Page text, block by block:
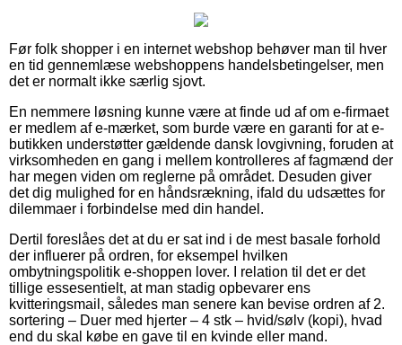
Før folk shopper i en internet webshop behøver man til hver
en tid gennemlæse webshoppens handelsbetingelser, men
det er normalt ikke særlig sjovt.
En nemmere løsning kunne være at finde ud af om e-firmaet
er medlem af e-mærket, som burde være en garanti for at e-
butikken understøtter gældende dansk lovgivning, foruden at
virksomheden en gang i mellem kontrolleres af fagmænd der
har megen viden om reglerne på området. Desuden giver
det dig mulighed for en håndsrækning, ifald du udsættes for
dilemmaer i forbindelse med din handel.
Dertil foreslåes det at du er sat ind i de mest basale forhold
der influerer på ordren, for eksempel hvilken
ombytningspolitik e-shoppen lover. I relation til det er det
tillige essesentielt, at man stadig opbevarer ens
kvitteringsmail, således man senere kan bevise ordren af 2.
sortering – Duer med hjerter – 4 stk – hvid/sølv (kopi), hvad
end du skal købe en gave til en kvinde eller mand.